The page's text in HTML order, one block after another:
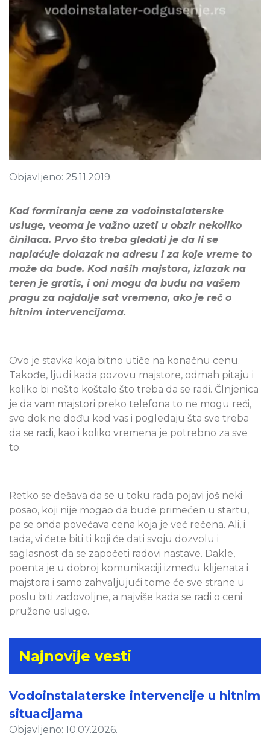
Objavljeno: 25.11.2019.
Kod formiranja cene za vodoinstalaterske
usluge, veoma je važno uzeti u obzir nekoliko
činilaca. Prvo što treba gledati je da li se
naplaćuje dolazak na adresu i za koje vreme to
može da bude. Kod naših majstora, izlazak na
teren je gratis, i oni mogu da budu na vašem
pragu za najdalje sat vremena, ako je reč o
hitnim intervencijama.
Ovo je stavka koja bitno utiče na konačnu cenu.
Takođe, ljudi kada pozovu majstore, odmah pitaju i
koliko bi nešto koštalo što treba da se radi. ČInjenica
je da vam majstori preko telefona to ne mogu reći,
sve dok ne dođu kod vas i pogledaju šta sve treba
da se radi, kao i koliko vremena je potrebno za sve
to.
Retko se dešava da se u toku rada pojavi još neki
posao, koji nije mogao da bude primećen u startu,
pa se onda povećava cena koja je već rečena. Ali, i
tada, vi ćete biti ti koji će dati svoju dozvolu i
saglasnost da se započeti radovi nastave. Dakle,
poenta je u dobroj komunikaciji između klijenata i
majstora i samo zahvaljujući tome će sve strane u
poslu biti zadovoljne, a najviše kada se radi o ceni
pružene usluge.
Najnovije vesti
Vodoinstalaterske intervencije u hitnim
situacijama
Objavljeno: 10.07.2026.